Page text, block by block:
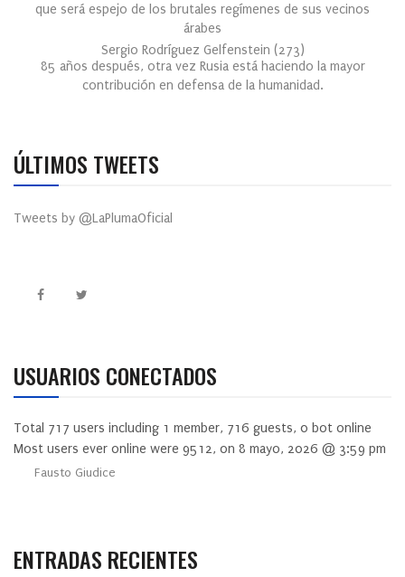
que será espejo de los brutales regímenes de sus vecinos
árabes
Sergio Rodríguez Gelfenstein (273)
85 años después, otra vez Rusia está haciendo la mayor
contribución en defensa de la humanidad.
ÚLTIMOS TWEETS
Tweets by @LaPlumaOficial
USUARIOS CONECTADOS
Total 717 users including 1 member, 716 guests, 0 bot online
Most users ever online were 9512, on 8 mayo, 2026 @ 3:59 pm
Fausto Giudice
ENTRADAS RECIENTES